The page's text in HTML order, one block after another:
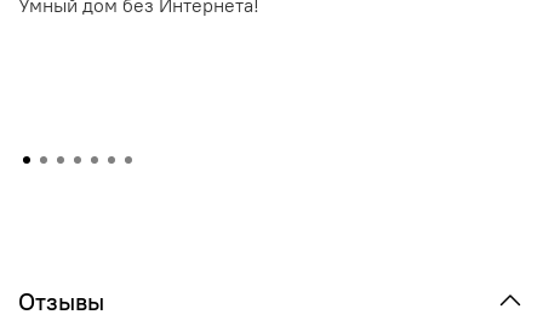
Умный дом без Интернета!
Отзывы